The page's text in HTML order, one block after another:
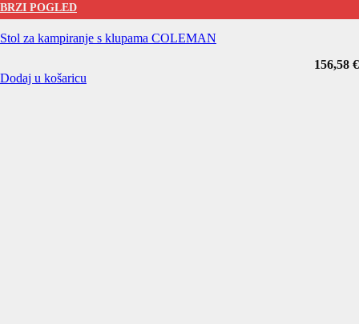
BRZI POGLED
Stol za kampiranje s klupama COLEMAN
156,58 €
Dodaj u košaricu